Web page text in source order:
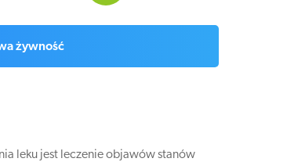
żywność
leku jest leczenie objawów stanów